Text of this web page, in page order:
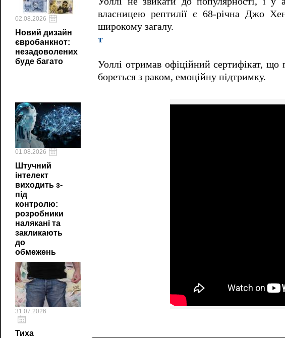
02.08.2026
Новий дизайн
євробанкнот:
незадоволених
буде багато
01.08.2026
Штучний
інтелект
виходить з-
під
контролю:
розробники
налякані та
закликають
до
обмежень
31.07.2026
Тиха
власницею рептилії є 68-річна Джо
широкому загалу.
т
Уоллі отримав офіційний сертифікат,
бореться з раком, емоційну підтримку.